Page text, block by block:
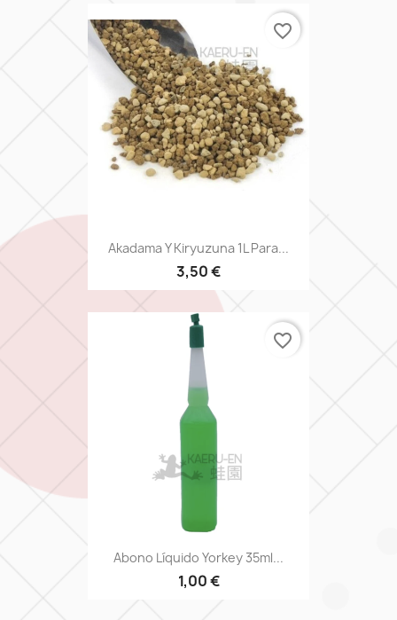
Akadama Y Kiryuzuna 1L Para...
3,50 €
favorite_border
Abono Líquido Yorkey 35ml...
1,00 €
favorite_border